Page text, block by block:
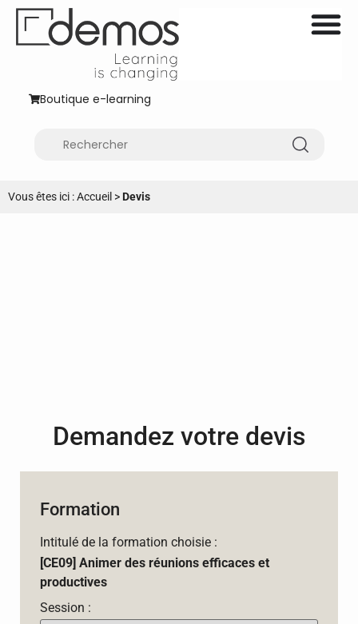
Boutique e-learning
Vous êtes ici :Accueil >Devis
Demandez votre devis
Formation
Intitulé de la formation choisie :
[CE09] Animer des réunions efficaces et
productives
Session :